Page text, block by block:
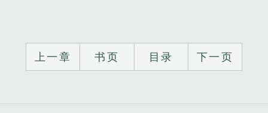
上一章 书页 目录 下一页